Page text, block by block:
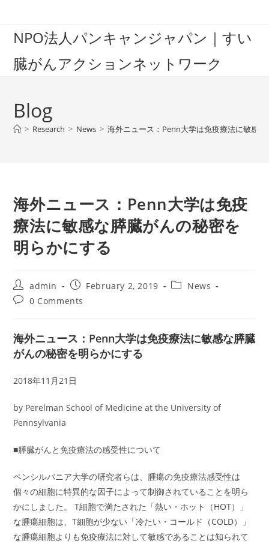
contentNPO法人パンキャンジャパン｜すい
臓がんアクションネットワーク
Blog
> Research > News > 海外ニュース：Penn大学は免疫療法に敏感
海外ニュース：Penn大学は免疫
療法に敏感な膵臓がんの秘密を
明らかにする
Post
author:
admin
Post
published:
February 2, 2019
PostNews
Post0 Comments
海外ニュース：Penn大学は免疫療法に敏感な膵臓
がんの秘密を明らかにする
2018年11月21日
by Perelman School of Medicine at the University of
Pennsylvania
■膵臓がんと免疫療法の感受性について
ペンシルバニア大学の研究者らは、腫瘍の免疫療法感受性は
個々の細胞に特異的な因子によって制御されていることを明ら
かにしました。 T細胞で満たされた「熱い・ホット（HOT）」
な腫瘍細胞は、T細胞が少ない「冷たい・コールド（COLD）」
な腫瘍細胞よりも免疫療法に対して敏感であることは知られて